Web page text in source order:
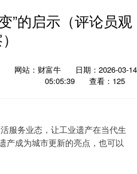
”的启示（评论员观
网站：财富牛
日期：2026-03-14
05:05:39
查看：125
服务业态，让工业遗产在当代生
产成为城市更新的亮点，也可以